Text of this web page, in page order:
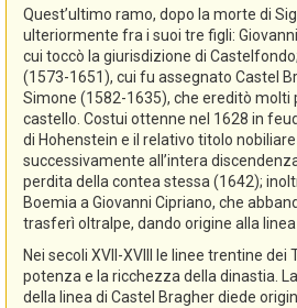
Quest’ultimo ramo, dopo la morte di
ulteriormente fra i suoi tre figli:
cui toccò la giurisdizione di
(1573-1651), cui fu assegnato Castel
Simone (1582-1635), che ereditò molti
castello. Costui ottenne nel 1628 in
di Hohenstein e il relativo titolo
successivamente all’intera
perdita della contea stessa (1642);
Boemia a Giovanni Cipriano, che
trasferì oltralpe, dando origine alla linea
Nei secoli XVII-XVIII le linee trentine dei
potenza e la ricchezza della dinastia.
della linea di Castel Bragher diede